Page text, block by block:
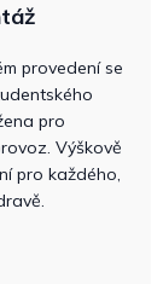
provedení se
pro
Výškově
pro každého,